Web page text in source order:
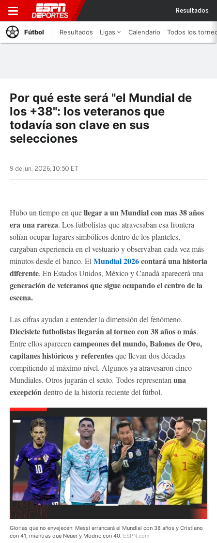
Resultados
Fútbol Resultados Ligas Calendario Todos los
Por qué este será "el Mundial de
los +38": los veteranos que
todavía son clave en sus
selecciones
9 de jun, 2026, 10:50 ET
Hubo un tiempo en quellegar a un Mundial con mas 38 años
era una rareza. Los futbolistas que atravesaban esa frontera
solían ocupar lugares simbólicos dentro de los planteles,
cargaban experiencia en el vestuario y observaban cada vez más
minutos desde el banco. El Mundial 2026contará una historia
diferente. En Estados Unidos, México y Canadá aparecerá una
generación de veteranos que sigue ocupando el centro de la
escena.
Las cifras ayudan a entender la dimensión del fenómeno.
Diecisiete futbolistas llegarán al torneo con 38 años o más.
Entre ellos aparecen campeones del mundo, Balones de Oro,
capitanes históricos y referentesque llevan dos décadas
compitiendo al máximo nivel. Algunos ya atravesaron cinco
Mundiales. Otros jugarán el sexto. Todos representan una
excepcióndentro de la historia reciente del fútbol.
Glorias que no envejecen: Messi arrancará el Mundial con 38 años y Cristiano
con 41, mientras que Neuer y Modric con 40. ESPN.com